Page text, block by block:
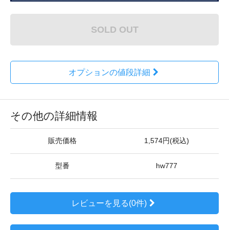
SOLD OUT
オプションの値段詳細
その他の詳細情報
販売価格 1,574円(税込)
型番 hw777
レビューを見る(0件)